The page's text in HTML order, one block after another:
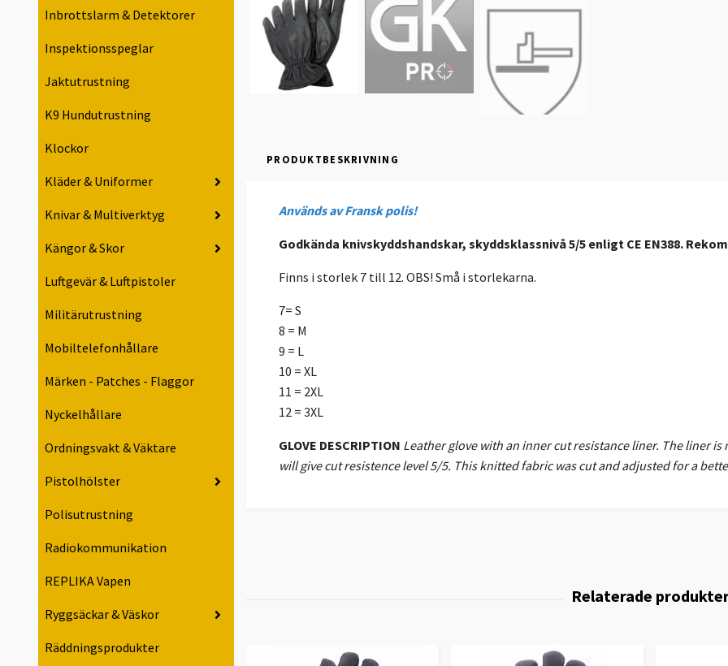
Inbrottslarm & Detektorer
Inspektionsspeglar
Jaktutrustning
K9 Hundutrustning
Klockor
Kläder & Uniformer
Knivar & Multiverktyg
Kängor & Skor
Luftgevär & Luftpistoler
Militärutrustning
Mobiltelefonhållare
Märken - Patches - Flaggor
Nyckelhållare
Ordningsvakt & Väktare
Pistolhölster
Polisutrustning
Radiokommunikation
REPLIKA Vapen
Ryggsäckar & Väskor
Räddningsprodukter
PRODUKTBESKRIVNING
Används av Fransk polis!
Godkända knivskyddshandskar, skyddsklassnivå 5/5 enligt CE EN388.
Finns i storlek 7 till 12. OBS! Små i storlekarna.
7= S
8 = M
9 = L
10 = XL
11 = 2XL
12 = 3XL
GLOVE DESCRIPTION Leather glove with an inner cut resistance liner. The liner
will give cut resistence level 5/5. This knitted fabric was cut and adjusted for a